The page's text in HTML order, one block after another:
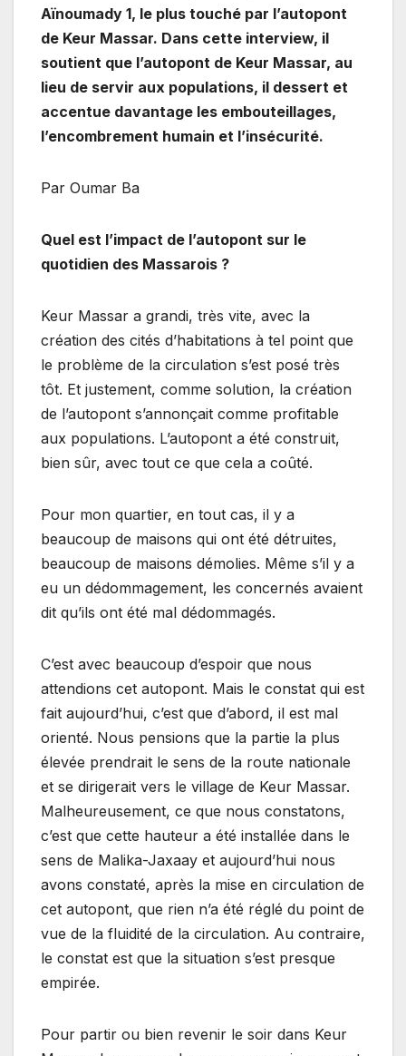
Aïnoumady 1, le plus touché par l’autopont
de Keur Massar. Dans cette interview, il
soutient que l’autopont de Keur Massar, au
lieu de servir aux populations, il dessert et
accentue davantage les embouteillages,
l’encombrement humain et l’insécurité.
Par Oumar Ba
Quel est l’impact de l’autopont sur le
quotidien des Massarois ?
Keur Massar a grandi, très vite, avec la
création des cités d’habitations à tel point que
le problème de la circulation s’est posé très
tôt. Et justement, comme solution, la création
de l’autopont s’annonçait comme profitable
aux populations. L’autopont a été construit,
bien sûr, avec tout ce que cela a coûté.
Pour mon quartier, en tout cas, il y a
beaucoup de maisons qui ont été détruites,
beaucoup de maisons démolies. Même s’il y a
eu un dédommagement, les concernés avaient
dit qu’ils ont été mal dédommagés.
C’est avec beaucoup d’espoir que nous
attendions cet autopont. Mais le constat qui est
fait aujourd’hui, c’est que d’abord, il est mal
orienté. Nous pensions que la partie la plus
élevée prendrait le sens de la route nationale
et se dirigerait vers le village de Keur Massar.
Malheureusement, ce que nous constatons,
c’est que cette hauteur a été installée dans le
sens de Malika-Jaxaay et aujourd’hui nous
avons constaté, après la mise en circulation de
cet autopont, que rien n’a été réglé du point de
vue de la fluidité de la circulation. Au contraire,
le constat est que la situation s’est presque
empirée.
Pour partir ou bien revenir le soir dans Keur